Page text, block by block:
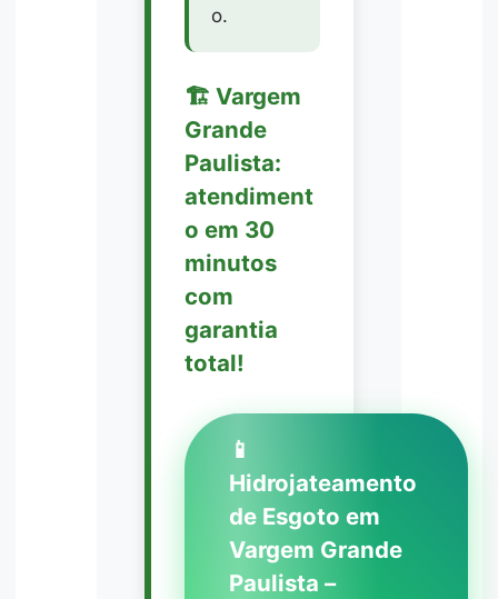
o.
🏗️ Vargem
Grande
Paulista:
atendiment
o em 30
minutos
com
garantia
total!
📱
Hidrojateamento
de Esgoto em
Vargem Grande
Paulista –